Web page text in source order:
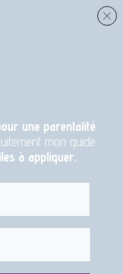
une parentalité
mon guide
à appliquer.